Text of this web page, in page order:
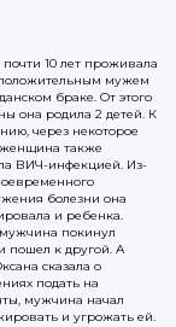
10 лет проживала
мужем
браке. От этого
она родила 2 детей. К
через некоторое
также
ВИЧ-инфекцией. Из-
болезни она
и ребенка.
покинул
пошел к другой. А
сказала о
подать на
мужчина начал
и угрожать ей.